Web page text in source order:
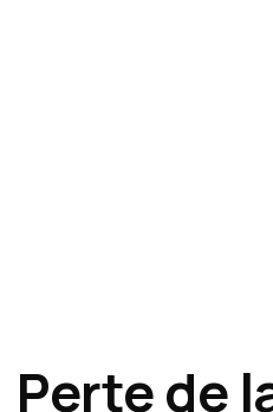
Perte de